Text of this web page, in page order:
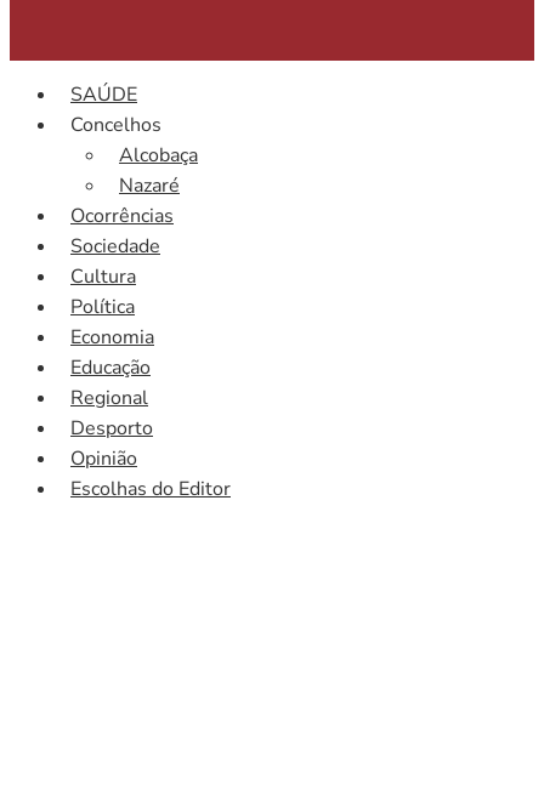
SAÚDE
Concelhos
Alcobaça
Nazaré
Ocorrências
Sociedade
Cultura
Política
Economia
Educação
Regional
Desporto
Opinião
Escolhas do Editor